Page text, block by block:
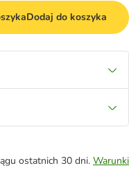
Dodaj do koszyka
ostatnich 30 dni. Warunki